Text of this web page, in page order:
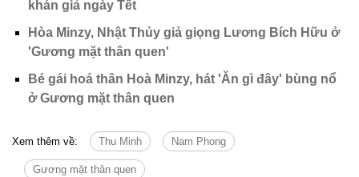
khán giả ngày Tết
Hòa Minzy, Nhật Thủy giả giọng Lương Bích Hữu ở
'Gương mặt thân quen'
Bé gái hoá thân Hoà Minzy, hát 'Ăn gì đây' bùng nổ
ở Gương mặt thân quen
Xem thêm về: Thu Minh Nam Phong
Gương mặt thân quen